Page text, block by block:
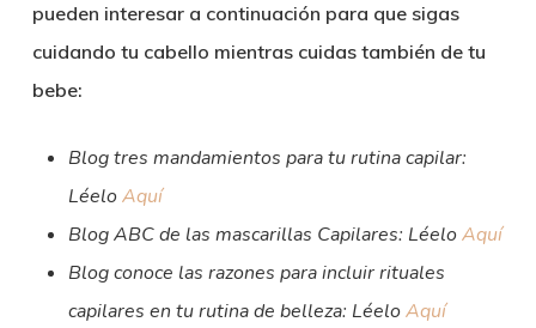
pueden interesar a continuación para que sigas
cuidando tu cabello mientras cuidas también de tu
bebe:
Blog tres mandamientos para tu rutina capilar:
LéeloAquí
Blog ABC de las mascarillas Capilares: LéeloAquí
Blog conoce las razones para incluir rituales
capilares en tu rutina de belleza: LéeloAquí